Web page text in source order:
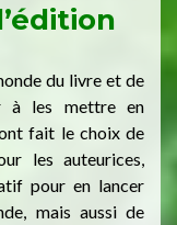
du livre et de
à les mettre en
fait le choix de
les auteurices,
pour en lancer
mais aussi de